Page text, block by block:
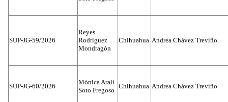
SUP-JG-59/2026
Reyes
Rodríguez
Mondragón
Chihuahua Andrea Chávez Treviño
SUP-JG-60/2026
Mónica Aralí
Soto Fregoso
Chihuahua Andrea Chávez Treviño